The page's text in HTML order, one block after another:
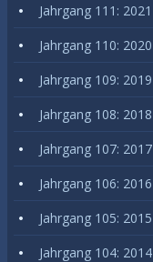
Jahrgang 111: 2021
Jahrgang 110: 2020
Jahrgang 109: 2019
Jahrgang 108: 2018
Jahrgang 107: 2017
Jahrgang 106: 2016
Jahrgang 105: 2015
Jahrgang 104: 2014